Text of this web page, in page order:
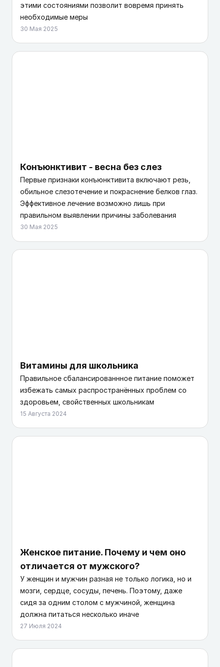
этими состояниями позволит вовремя принять
необходимые меры
30 Мая 2025
Конъюнктивит - весна без слез
Первые признаки конъюнктивита включают резь,
обильное слезотечение и покраснение белков глаз.
Эффективное лечение возможно лишь при
правильном выявлении причины заболевания
30 Мая 2025
Витамины для школьника
Правильное сбалансированнное питание поможет
избежать самых распространённых проблем со
здоровьем, свойственных школьникам
15 Августа 2024
Женское питание. Почему и чем оно
отличается от мужского?
У женщин и мужчин разная не только логика, но и
мозги, сердце, сосуды, печень. Поэтому, даже
сидя за одним столом с мужчиной, женщина
должна питаться несколько иначе
27 Июля 2024